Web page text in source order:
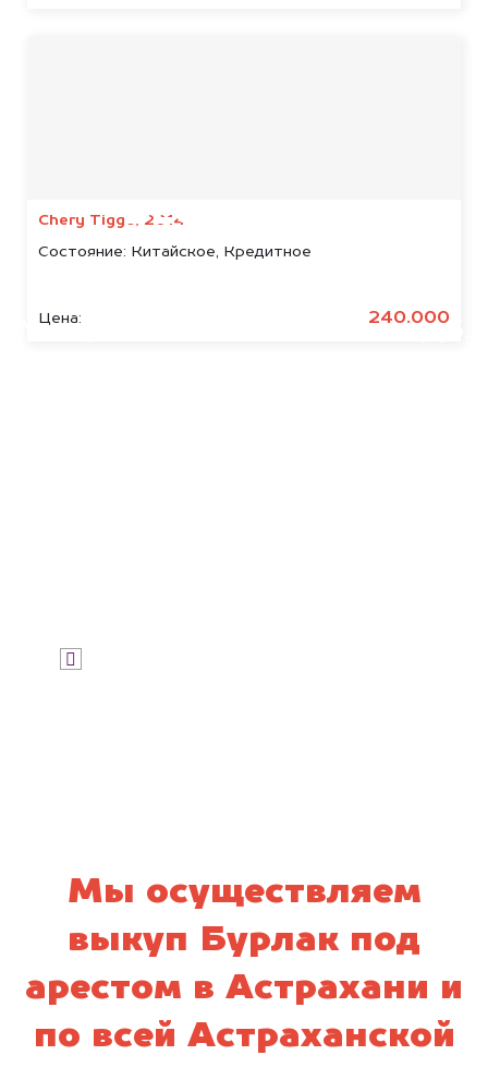
Chery Tiggo, 2014
Состояние: Китайское, Кредитное
Цена: 240.000
БЕСПЛАТНО
Узнайте стоимость арестованных
Мы купим ваше авто на 20.000 руб.
Мы осуществляем
выкуп Бурлак под
арестом в Астрахани и
по всей Астраханской